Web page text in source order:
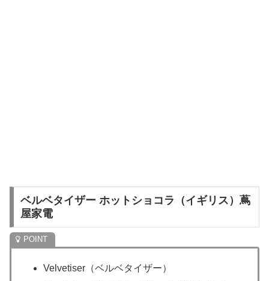
ベルベタイザー ホットショコラ（イギリス）蔦
屋家電
Velvetiser（ベルベタイザー）